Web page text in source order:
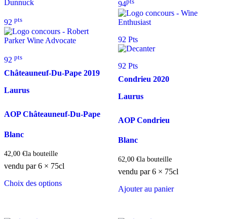
92 pts
92 pts
Châteauneuf-Du-Pape 2019
Laurus
AOP Châteauneuf-Du-Pape
Blanc
42,00 €la bouteille
vendu par 6 × 75cl
Choix des options
94
92 Pts
92 Pts
Condrieu 2020
Laurus
AOP Condrieu
Blanc
62,00 €la bouteille
vendu par 6 × 75cl
Ajouter au panier